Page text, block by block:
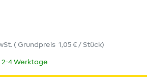
( Grundpreis 1,05 € / Stück)
4 Werktage